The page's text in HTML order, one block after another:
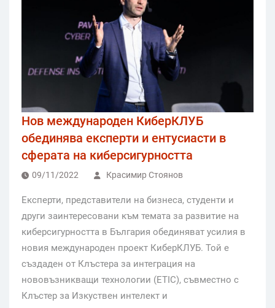
Нов международен КиберКЛУБ
обединява експерти и ентусиасти в
сферата на киберсигурността
09/11/2022 Красимир Стоянов
Експерти, представители на бизнеса, студенти и
други заинтересовани към темата за развитие на
киберсигурността в България обединяват усилия в
новия международен проект КиберКЛУБ. Той е
създаден от Клъстера за интеграция на
нововъзникващи технологии (ETIC), съвместно с
Клъстер за Изкуствен интелект и